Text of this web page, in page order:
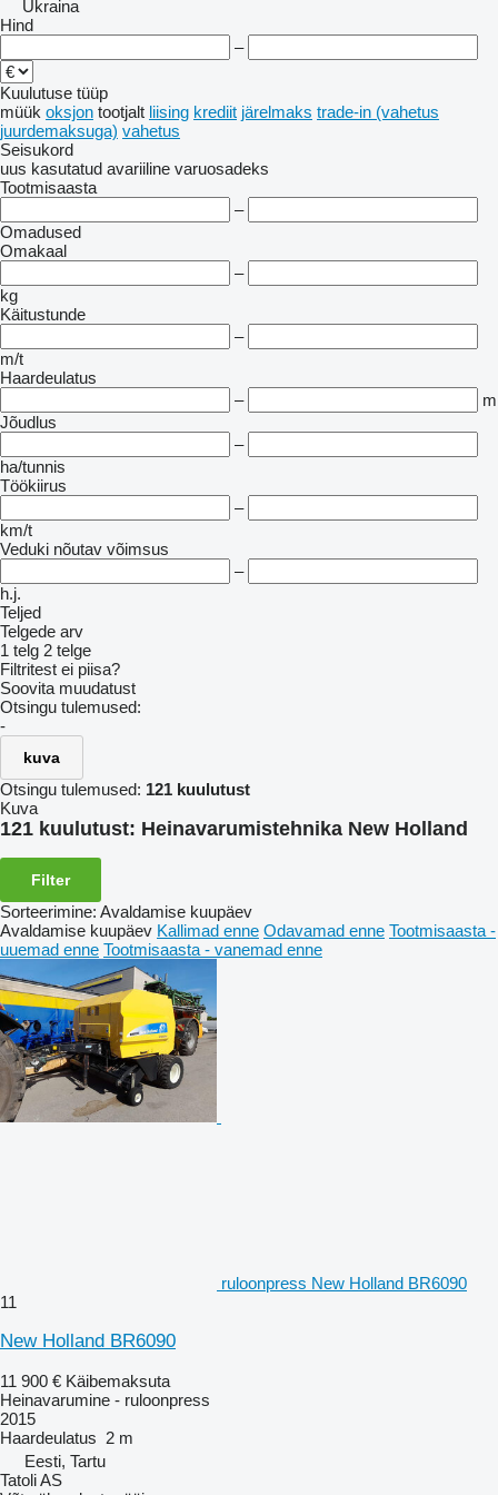
Ukraina
Hind
–
Kuulutuse tüüp
müük oksjon tootjalt liising krediit järelmaks trade-in (vahetus
juurdemaksuga) vahetus
Seisukord
uus kasutatud avariiline varuosadeks
Tootmisaasta
–
Omadused
Omakaal
–
kg
Käitustunde
–
m/t
Haardeulatus
–
m
Jõudlus
–
ha/tunnis
Töökiirus
–
km/t
Veduki nõutav võimsus
–
h.j.
Teljed
Telgede arv
1 telg 2 telge
Filtritest ei piisa?
Soovita muudatust
Otsingu tulemused:
-
kuva
Otsingu tulemused: 121 kuulutust
Kuva
121 kuulutust: Heinavarumistehnika New Holland
Filter
Sorteerimine: Avaldamise kuupäev
Avaldamise kuupäev Kallimad enne Odavamad enne Tootmisaasta -
uuemad enne Tootmisaasta - vanemad enne
ruloonpress New Holland BR6090
11
New Holland BR6090
11 900 € Käibemaksuta
Heinavarumine - ruloonpress
2015
Haardeulatus 2 m
Eesti, Tartu
Tatoli AS